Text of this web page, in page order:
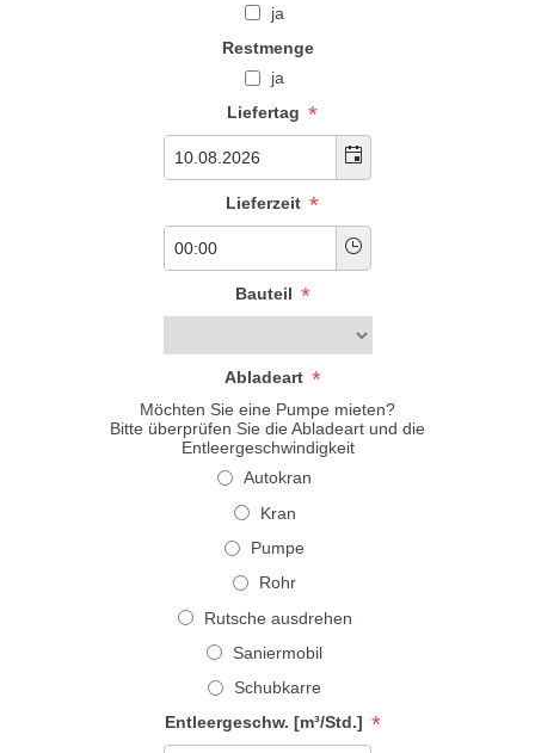
ja
Restmenge
ja
Liefertag *
Lieferzeit *
Bauteil *
Abladeart *
Möchten Sie eine Pumpe mieten?
Bitte überprüfen Sie die Abladeart und die
Entleergeschwindigkeit
Autokran
Kran
Pumpe
Rohr
Rutsche ausdrehen
Saniermobil
Schubkarre
Entleergeschw. [m³/Std.] *